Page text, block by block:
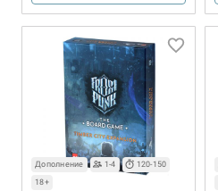
Дополнение 1-4
120-150
18+
Дополнение 1-4
120-150
18+